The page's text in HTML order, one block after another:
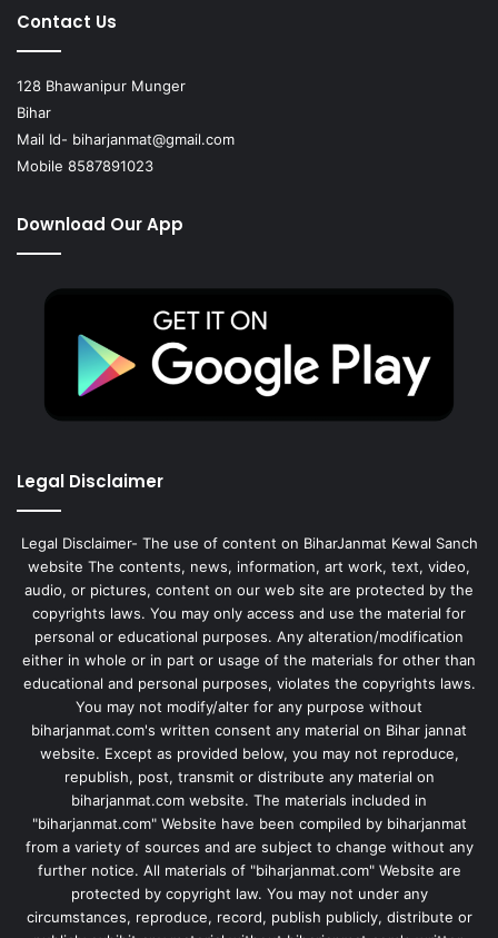
Contact Us
128 Bhawanipur Munger
Bihar
Mail Id- biharjanmat@gmail.com
Mobile 8587891023
Download Our App
Legal Disclaimer
Legal Disclaimer- The use of content on BiharJanmat Kewal Sanch
website The contents, news, information, art work, text, video,
audio, or pictures, content on our web site are protected by the
copyrights laws. You may only access and use the material for
personal or educational purposes. Any alteration/modification
either in whole or in part or usage of the materials for other than
educational and personal purposes, violates the copyrights laws.
You may not modify/alter for any purpose without
biharjanmat.com's written consent any material on Bihar jannat
website. Except as provided below, you may not reproduce,
republish, post, transmit or distribute any material on
biharjanmat.com website. The materials included in
"biharjanmat.com" Website have been compiled by biharjanmat
from a variety of sources and are subject to change without any
further notice. All materials of "biharjanmat.com" Website are
protected by copyright law. You may not under any
circumstances, reproduce, record, publish publicly, distribute or